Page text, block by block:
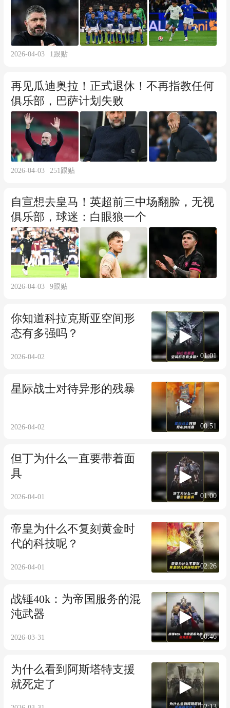
2026-04-03 1跟贴
再见瓜迪奥拉！正式退休！不再指教任何
俱乐部，巴萨计划失败
2026-04-03 251跟贴
自宣想去皇马！英超前三中场翻脸，无视
俱乐部，球迷：白眼狼一个
2026-04-03 9跟贴
你知道科拉克斯亚空间形
态有多强吗？
2026-04-02 01:01
星际战士对待异形的残暴
2026-04-02 00:51
但丁为什么一直要带着面
具
2026-04-01 01:00
帝皇为什么不复刻黄金时
代的科技呢？
2026-04-01 02:26
战锤40k：为帝国服务的混
沌武器
2026-03-31 00:46
为什么看到阿斯塔特支援
就死定了
02:13